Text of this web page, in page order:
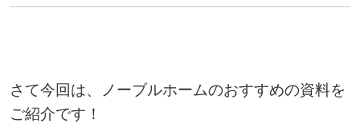
さて今回は、ノーブルホームのおすすめの資料を
ご紹介です！